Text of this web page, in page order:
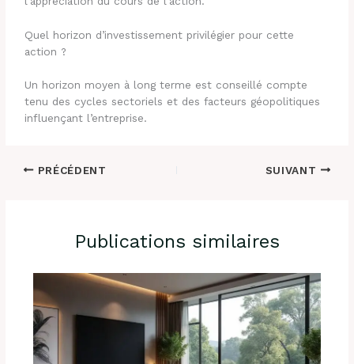
Quel horizon d’investissement privilégier pour cette
action ?
Un horizon moyen à long terme est conseillé compte
tenu des cycles sectoriels et des facteurs géopolitiques
influençant l’entreprise.
PRÉCÉDENT SUIVANT
Publications similaires